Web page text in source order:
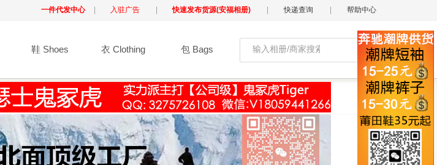
快速发布货源(安福相册) 快递查询 帮助中心
一件代发中心 入驻广告
鞋 Shoes 衣 Clothing 包 Bags